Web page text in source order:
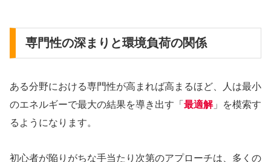
専門性の深まりと環境負荷の関係
ある分野における専門性が高まれば高まるほど、人は最小
のエネルギーで最大の結果を導き出す「 最適解」を模索す
るようになります。
初心者が陥りがちな手当たり次第のアプローチは、多くの